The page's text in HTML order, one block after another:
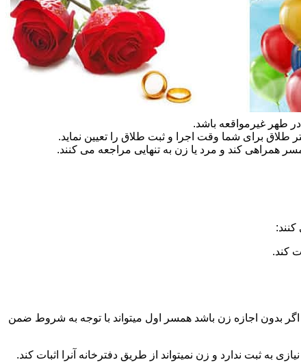
طهر غیرمواقعه باشد.
طلاق برای شما وقت اجرا و ثبت طلاق را تعیین نماید.
همراهی کند و مرد یا زن به تنهایی مراجعه می کنند.
کند.
بدون اجازه زن باشد همسر اول میتواند با توجه به شروط ضمن
به ثبت ندارد و زن نمیتواند از طریق دفترخانه آنرا اثبات کند.